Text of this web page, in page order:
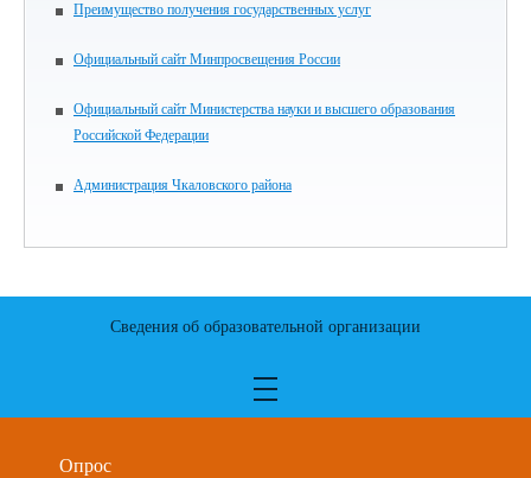
Преимущество получения государственных услуг
Официальный сайт Минпросвещения России
Официальный сайт Министерства науки и высшего образования
Российской Федерации
Администрация Чкаловского района
Сведения об образовательной организации
Опрос